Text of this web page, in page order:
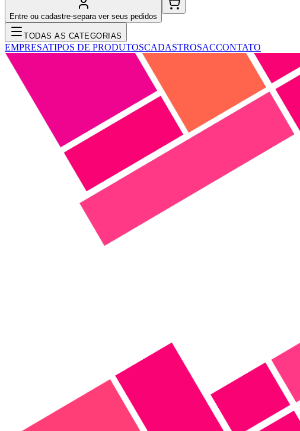
Entre ou cadastre-separa ver seus pedidos
TODAS AS CATEGORIAS
EMPRESATIPOS DE PRODUTOSCADASTROSACCONTATO